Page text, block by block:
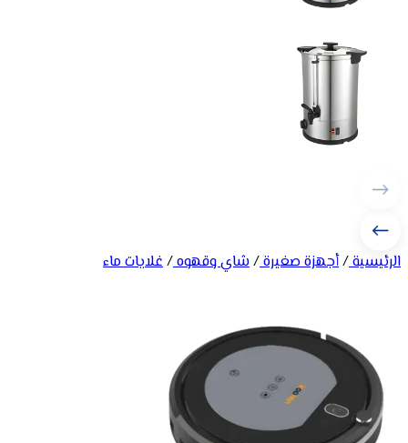
الرئيسية/أجهزة صغيرة/شاي وقهوه/غلايات ماء